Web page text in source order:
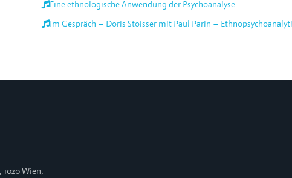
Eine ethnologische Anwendung der Psychoanalyse
Im Gespräch – Doris Stoisser mit Paul Parin –
Wien,